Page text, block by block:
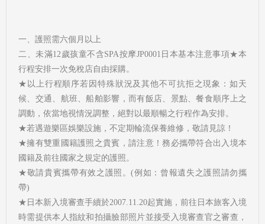
一、護照需六個月以上
二、未滿12歲孩童不含SPA按摩JP0001日本基本注意事項★本
行程安排一次免稅店自由採購。
★以上行程順序若因特殊狀況及其他不可抗拒之現象：如天
候、交通、航班、船舶影響，而有飯店、景點、餐食順序上之
調動，依當地視情況調整，絕對以最順暢之行程作為安排。
★若遇遊樂區娛樂設施，不定期輪流保養維修，敬請見諒！
★擁有雙重國籍護照之貴賓，請注意！務必攜帶符合出入境本
國籍及前往國家之規定的護照。
★敬請貴賓攜帶有效之護照。(例如：曾報遺失之護照請勿攜
帶)
★日本新入境審查手續於2007.11.20起實施，前往日本旅客入境
時需提供本人指紋和拍攝臉部照片並接受入境審查官之審查，